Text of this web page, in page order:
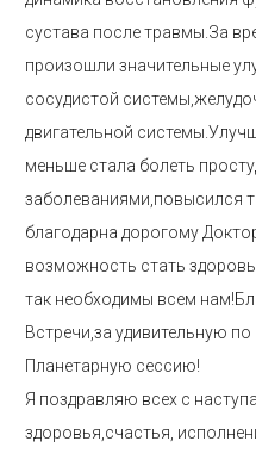
сустава после травмы.За
произошли значительные
сосудистой
двигательной
меньше стала болеть
заболеваниями,повысился
благодарна дорогому
возможность стать
так необходимы всем
Встречи,за удивительную
Планетарную сессию!
Я поздравляю всех с
здоровья,счастья,